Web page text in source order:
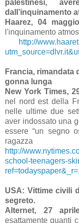
palestinesi,
dall’inquinamento
Haarez, 04
l'inquinamento
http://
Francia, rimandata
gonna lunga
New York Times,
nel nord est della
nelle ultime due
aver indossato una
essere “un segno
ragazza
http://
school-teenagers-
USA: Vittime civili
segreto.
Alternet, 27
esattamente quanti